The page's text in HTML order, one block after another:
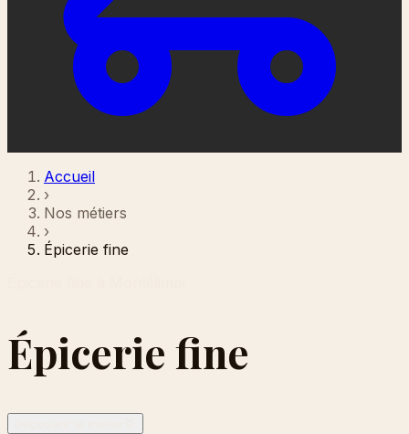
Accueil
›
Nos métiers
›
Épicerie fine
Épicerie fine